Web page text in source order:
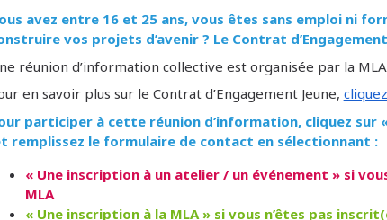
avez entre 16 et 25 ans, vous êtes sans emploi ni
vos projets d’avenir ? Le Contrat
réunion d’information collective est organisée par la
en savoir plus sur le Contrat d’Engagement Jeune,
participer à cette réunion d’information, cliquez sur
remplissez le formulaire de contact en sélectionnant :
« Une inscription à un atelier / un événement » si
MLA
« Une inscription à la MLA » si vous n’êtes pas